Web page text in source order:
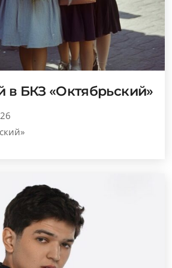
в БКЗ «Октябрьский»